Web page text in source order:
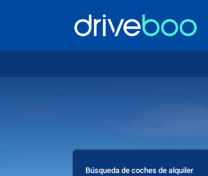
Búsqueda de coches de alquiler